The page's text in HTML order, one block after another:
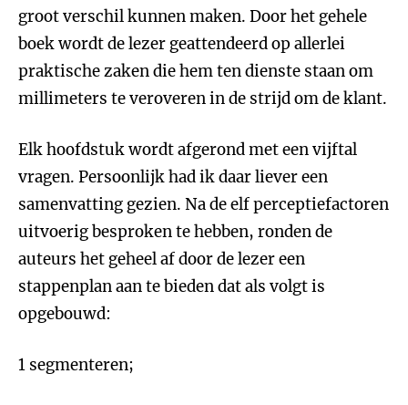
groot verschil kunnen maken. Door het gehele
boek wordt de lezer geattendeerd op allerlei
praktische zaken die hem ten dienste staan om
millimeters te veroveren in de strijd om de klant.
Elk hoofdstuk wordt afgerond met een vijftal
vragen. Persoonlijk had ik daar liever een
samenvatting gezien. Na de elf perceptiefactoren
uitvoerig besproken te hebben, ronden de
auteurs het geheel af door de lezer een
stappenplan aan te bieden dat als volgt is
opgebouwd:
1 segmenteren;